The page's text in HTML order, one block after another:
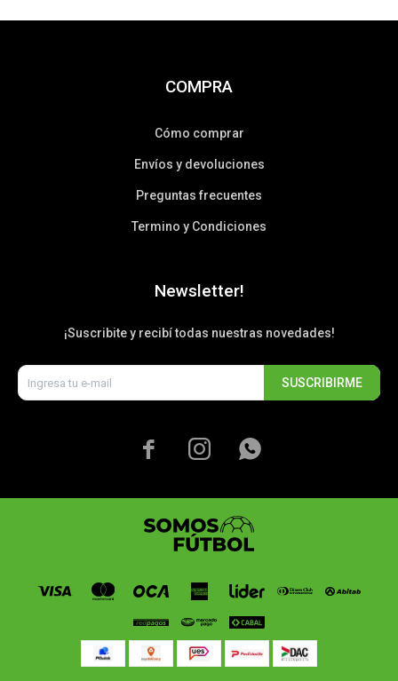
COMPRA
Cómo comprar
Envíos y devoluciones
Preguntas frecuentes
Termino y Condiciones
Newsletter!
¡Suscribite y recibí todas nuestras novedades!
SUSCRIBIRME
  